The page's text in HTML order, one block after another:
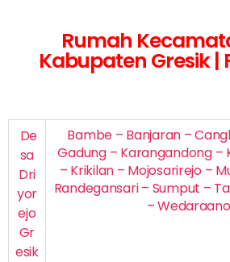
Rumah
Kabupaten Gresik |
De
sa
Dri
yor
ejo
Gr
esik
Bambe – Banjaran –
Gadung – Karangandong
– Krikilan – Mojosarirejo –
Randegansari – Sumput –
–